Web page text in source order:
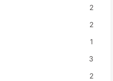
2
2
1
3
2